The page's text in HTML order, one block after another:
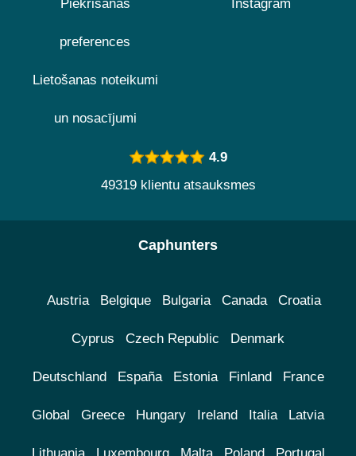
Piekrišanas
preferences
Lietošanas noteikumi
un nosacījumi
Instagram
4.9
49319 klientu atsauksmes
Caphunters
Austria Belgique Bulgaria Canada Croatia
Cyprus Czech Republic Denmark
Deutschland España Estonia Finland France
Global Greece Hungary Ireland Italia Latvia